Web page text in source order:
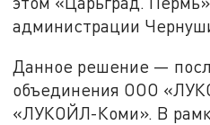
администрации
Данное решение —
объединения ООО
«ЛУКОЙЛ-Коми». В